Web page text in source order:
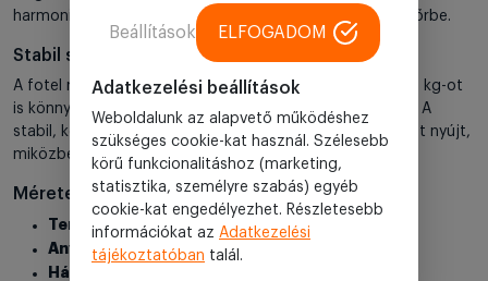
harmonizál, így könnyen integrálhatod a meglévő enteriőrbe.
Stabil szerkezet, hosszú távú használatra
A fotel robusztus szerkezetének köszönhetően akár 135 kg-ot
is könnyedén elbír, így hosszú távú használatra is ideális. A
stabil, kerek talp (60 cm átmérőjű) biztonságos támaszt nyújt,
miközben mozogsz vagy forgatod a széket.
Méretek és paraméterek
Termékkód: JN-D8108A30
Anyag:Textil szövet
Háttámla:
Adatkezelési beállítások
Weboldalunk az alapvető működéshez
szükséges cookie-kat használ. Szélesebb
körű funkcionalitáshoz (marketing,
statisztika, személyre szabás) egyéb
cookie-kat engedélyezhet. Részletesebb
információkat az Adatkezelési
tájékoztatóban talál.
Beállítások ELFOGADOM